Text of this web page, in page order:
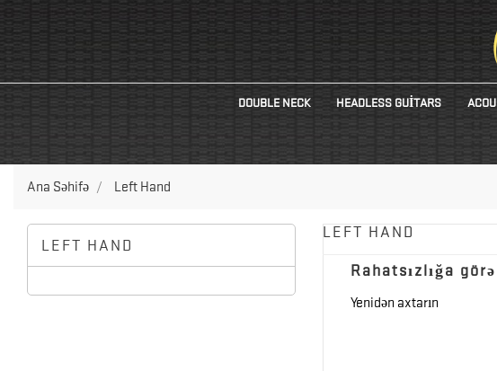
DOUBLE NECK HEADLESS GUITARS
Ana Səhifə Left Hand
LEFT HAND
LEFT HAND
Rahatsızlığa
Yenidən axtarın